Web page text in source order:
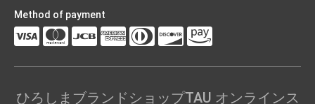
Method of payment
ひろしまブランドショップTAU オンラインス